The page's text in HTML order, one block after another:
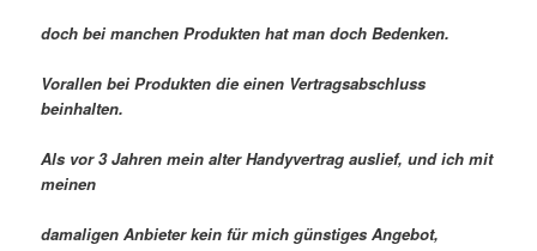
doch bei manchen Produkten hat man doch Bedenken.
Vorallen bei Produkten die einen Vertragsabschluss
beinhalten.
Als vor 3 Jahren mein alter Handyvertrag auslief, und ich mit
meinen
damaligen Anbieter kein für mich günstiges Angebot,